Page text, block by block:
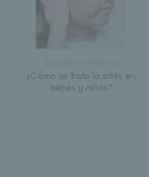
¿Cómo se trata la otitis en
bebés y niños?